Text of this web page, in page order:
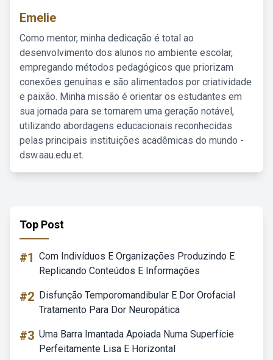
Emelie
Como mentor, minha dedicação é total ao
desenvolvimento dos alunos no ambiente escolar,
empregando métodos pedagógicos que priorizam
conexões genuínas e são alimentados por criatividade
e paixão. Minha missão é orientar os estudantes em
sua jornada para se tornarem uma geração notável,
utilizando abordagens educacionais reconhecidas
pelas principais instituições acadêmicas do mundo -
dsw.aau.edu.et.
Top Post
#1 Com Indivíduos E Organizações Produzindo E
Replicando Conteúdos E Informações
#2 Disfunção Temporomandibular E Dor Orofacial
Tratamento Para Dor Neuropática
#3 Uma Barra Imantada Apoiada Numa Superfície
Perfeitamente Lisa E Horizontal